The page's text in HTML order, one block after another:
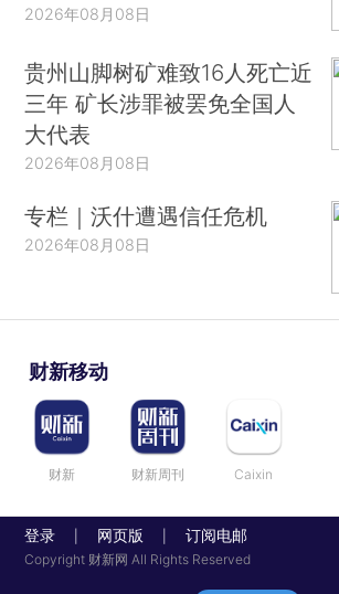
2026年08月08日
贵州山脚树矿难致16人死亡近
三年 矿长涉罪被罢免全国人
大代表
2026年08月08日
专栏｜沃什遭遇信任危机
2026年08月08日
财新移动
财新 财新周刊 Caixin
登录 网页版 订阅电邮
Copyright 财新网 All Rights Reserved